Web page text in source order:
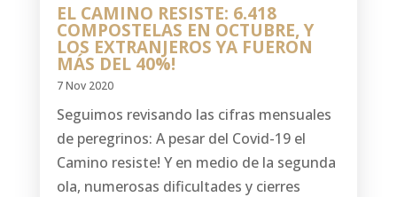
EL CAMINO RESISTE: 6.418
COMPOSTELAS EN OCTUBRE, Y
LOS EXTRANJEROS YA FUERON
MÁS DEL 40%!
7 Nov 2020
Seguimos revisando las cifras mensuales
de peregrinos: A pesar del Covid-19 el
Camino resiste! Y en medio de la segunda
ola, numerosas dificultades y cierres